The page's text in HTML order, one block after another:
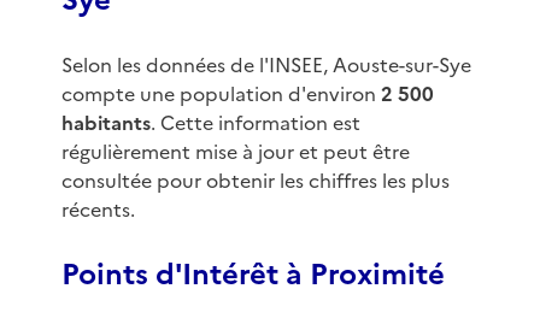
Selon les données de l'INSEE, Aouste-sur-Sye
compte une population d'environ 2 500
habitants. Cette information est
régulièrement mise à jour et peut être
consultée pour obtenir les chiffres les plus
récents.
Points d'Intérêt à Proximité